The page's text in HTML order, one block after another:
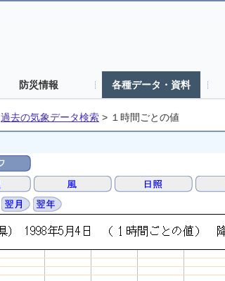
防災情報 各種データ・資料
過去の気象データ検索 > １時間ごとの値